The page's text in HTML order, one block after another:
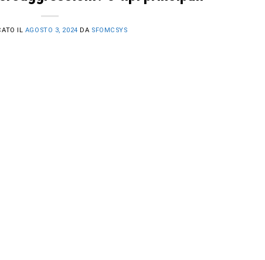
IL AGOSTO 3, 2024 DA SFOMCSYS